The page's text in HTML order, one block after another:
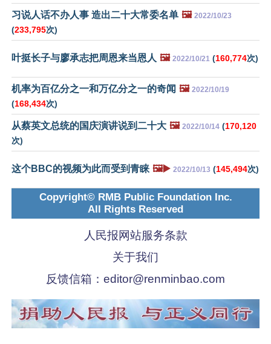
习说人话不办人事 造出二十大常委名单 🖼️ 2022/10/23
(233,795次)
叶挺长子与廖承志把周恩来当恩人 🖼️ 2022/10/21 (160,774次)
机率为百亿分之一和万亿分之一的奇闻 🖼️ 2022/10/19
(168,434次)
从蔡英文总统的国庆演讲说到二十大 🖼️ 2022/10/14 (170,120
次)
这个BBC的视频为此而受到青睐 🖼️▶️ 2022/10/13 (145,494次)
Copyright© RMB Public Foundation Inc.
All Rights Reserved
人民报网站服务条款
关于我们
反馈信箱： editor@renminbao.com